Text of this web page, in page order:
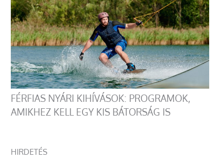
FÉRFIAS NYÁRI KIHÍVÁSOK: PROGRAMOK,
AMIKHEZ KELL EGY KIS BÁTORSÁG IS
HIRDETÉS